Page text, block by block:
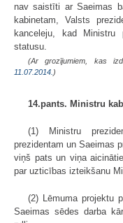
nav saistīti ar Saeimas
kabinetam, Valsts
kanceleju, kad Ministru
statusu.
(Ar grozījumiem, kas
11.07.2014.)
14.pants. Ministru
(1) Ministru
prezidentam un Saeimas
viņš pats un viņa
par uzticības izteikšanu
(2) Lēmuma projektu
Saeimas sēdes darba